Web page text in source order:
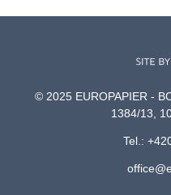
© 2025 EUROPAPIER -
1384/13,
Tel.: